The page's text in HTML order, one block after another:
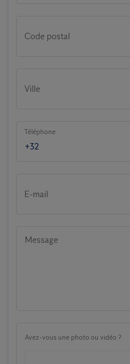
Code postal
Ville
Téléphone
E-mail
Message
Avez-vous une photo ou vidéo ?